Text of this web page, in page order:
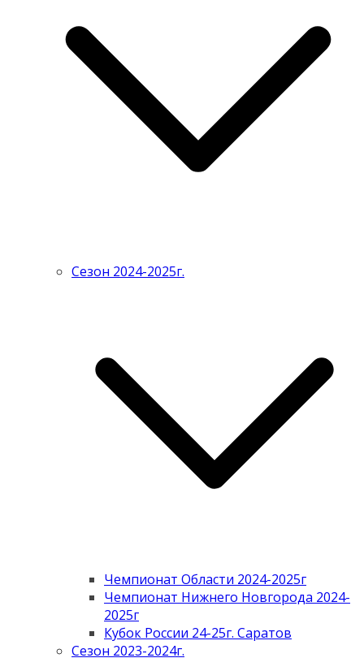
Сезон 2024-2025г.
Чемпионат Области 2024-2025г
Чемпионат Нижнего Новгорода 2024-
2025г
Кубок России 24-25г. Саратов
Сезон 2023-2024г.